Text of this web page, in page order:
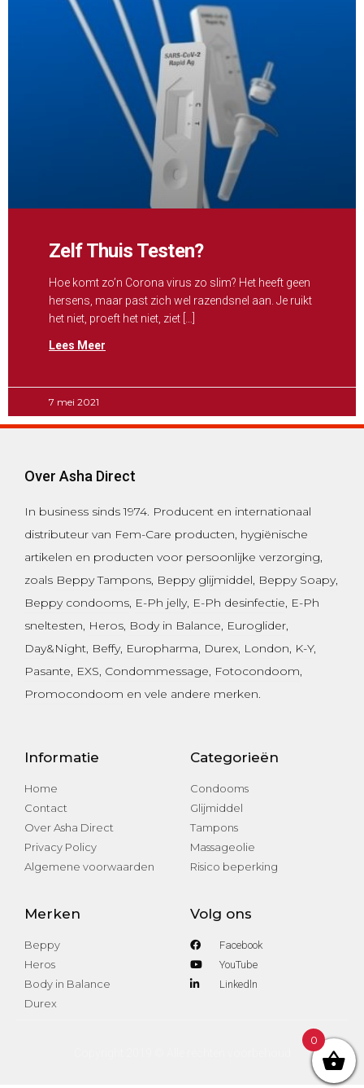
Zelf Thuis Testen?
Hoe komt zo’n Corona virus zo slim? Het heeft geen
hersens, maar past zich wel razendsnel aan. Je ruikt
het niet, proeft het niet, ziet […]
Lees Meer
7 mei 2021
Over Asha Direct
In business sinds 1974. Producent en internationaal
distributeur van Fem-Care producten, hygiënische
artikelen en producten voor persoonlijke verzorging,
zoals Beppy Tampons, Beppy glijmiddel, Beppy Soapy,
Beppy condooms, E-Ph jelly, E-Ph desinfectie, E-Ph
sneltesten, Heros, Body in Balance, Euroglider,
Day&Night, Beffy, Europharma, Durex, London, K-Y,
Pasante, EXS, Condommessage, Fotocondoom,
Promocondoom en vele andere merken.
Informatie
Home
Contact
Over Asha Direct
Privacy Policy
Algemene voorwaarden
Categorieën
Condooms
Glijmiddel
Tampons
Massageolie
Risico beperking
Merken
Beppy
Heros
Body in Balance
Durex
Volg ons
Facebook
YouTube
Linkedln
0